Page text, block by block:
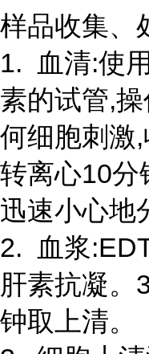
样品收集、
1. 血清:使
素的试管,
何细胞刺激
转离心10分
迅速小心地
2. 血浆
肝素抗凝。
钟取上清。